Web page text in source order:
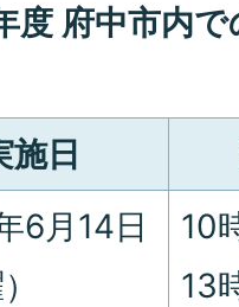
度 府中市内で
施日
6月14日
10
13